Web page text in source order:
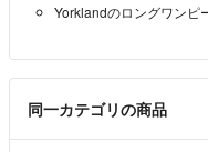
お取り引きが終了したコメ
消去しています
交換 返品はしていませんの
購入前に質問をお願いします
Yorklandのロングワンピ
同一カテゴリの商品